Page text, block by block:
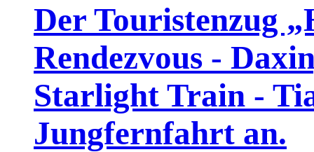
Der Touristenzug
Rendezvous -
Starlight Train -
Jungfernfahrt an.